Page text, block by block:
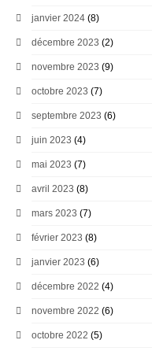
janvier 2024 (8)
décembre 2023 (2)
novembre 2023 (9)
octobre 2023 (7)
septembre 2023 (6)
juin 2023 (4)
mai 2023 (7)
avril 2023 (8)
mars 2023 (7)
février 2023 (8)
janvier 2023 (6)
décembre 2022 (4)
novembre 2022 (6)
octobre 2022 (5)